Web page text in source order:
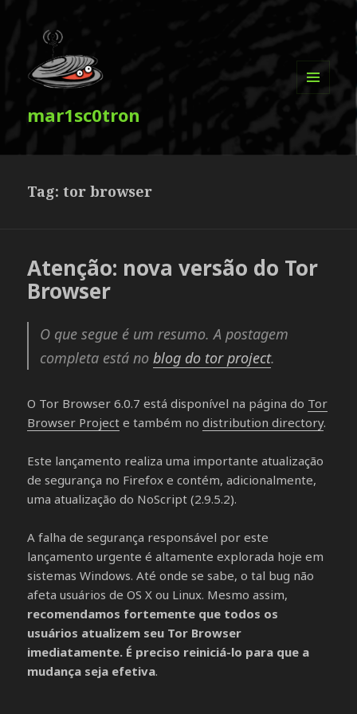
mar1sc0tron
Tag:tor browser
Atenção: nova versão do Tor
Browser
O que segue é um resumo. A postagem
completa está noblog do tor project.
O Tor Browser 6.0.7 está disponível na página do Tor
Browser Project e também nodistribution directory.
Este lançamento realiza uma importante atualização
de segurança no Firefox e contém, adicionalmente,
uma atualização do NoScript (2.9.5.2).
A falha de segurança responsável por este
lançamento urgente é altamente explorada hoje em
sistemas Windows. Até onde se sabe, o tal bug não
afeta usuários de OS X ou Linux. Mesmo assim,
recomendamos fortemente que todos os
usuários atualizem seu Tor Browser
imediatamente. É preciso reiniciá-lo para que a
mudança seja efetiva.